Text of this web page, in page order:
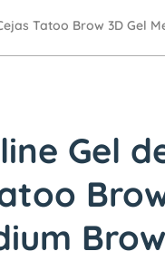
Tatoo Brow 3D Gel
Gel